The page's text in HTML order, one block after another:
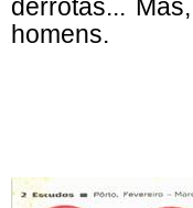
derrotas...
homens.